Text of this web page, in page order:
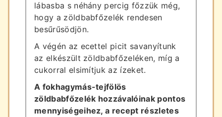
lábasba s néhány percig főzzük még,
hogy a zöldbabfőzelék rendesen
besűrűsödjön.
A végén az ecettel picit savanyítunk
az elkészült zöldbabfőzeléken, míg a
cukorral elsimítjuk az ízeket.
A fokhagymás-tejfölös
zöldbabfőzelék hozzávalóinak pontos
mennyiségeihez, a recept részletes